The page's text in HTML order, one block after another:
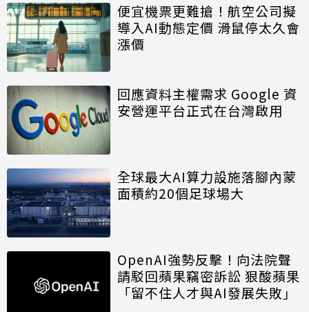
便宜機票更難搶！航空公司擬
導入AI動態定價 滑鼠停太久會
漲價
回應資料主權需求 Google 資
安營運平台正式在台灣啟用
全球最大AI算力設施落腳內蒙
面積約20個足球場大
OpenAI強勢反擊！向法院聲
請駁回蘋果竊密訴訟 狠酸蘋果
「留不住人才與AI發展失敗」